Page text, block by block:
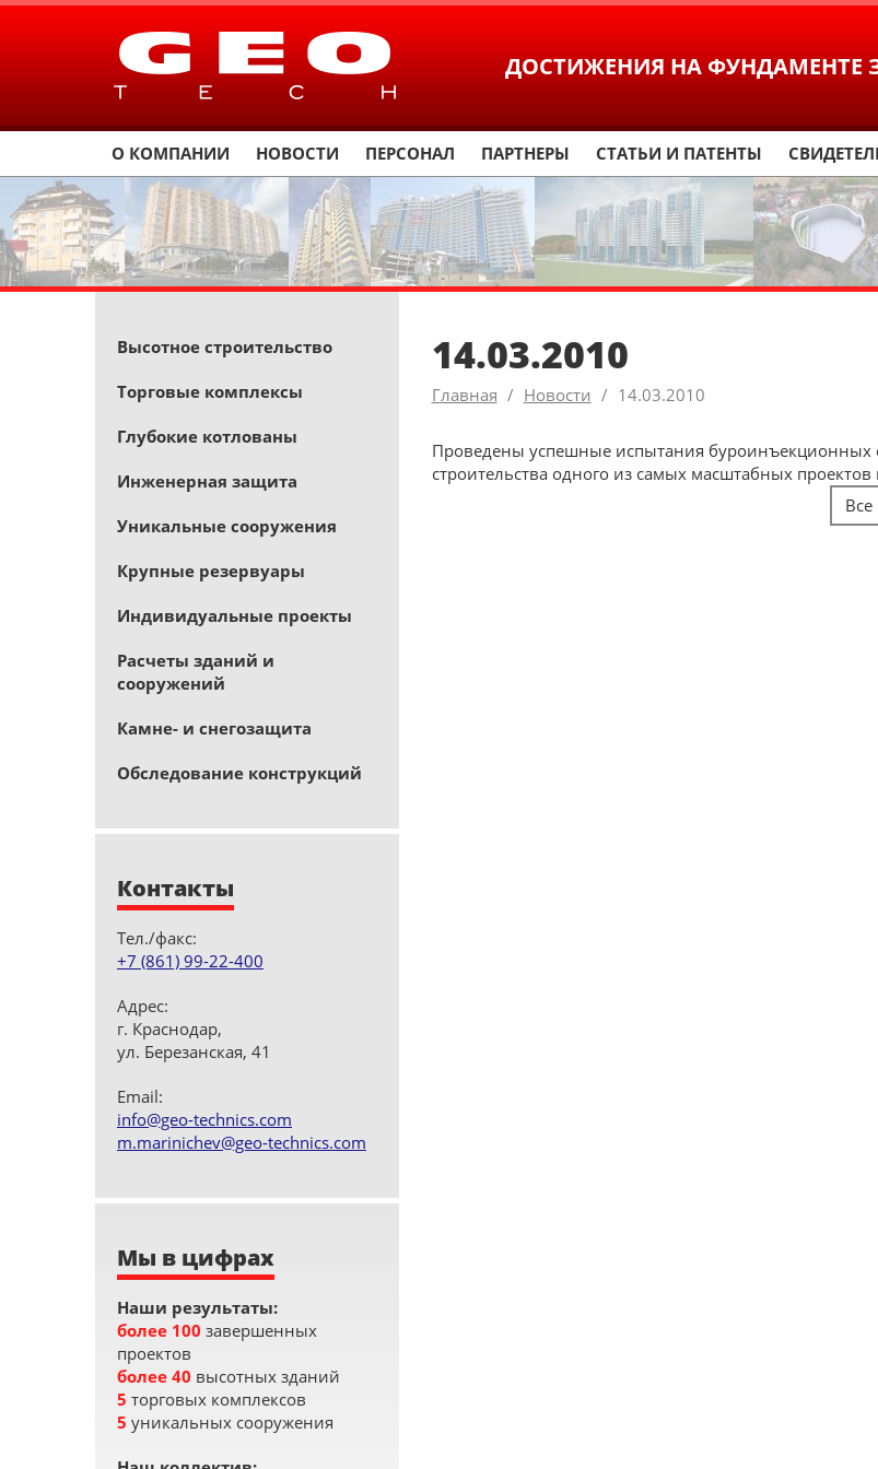
ДОСТИЖЕНИЯ НА ФУНДАМЕНТЕ
О КОМПАНИИ НОВОСТИ ПЕРСОНАЛ ПАРТНЕРЫ СТАТЬИ И ПАТЕНТЫ
Высотное строительство
Торговые комплексы
Глубокие котлованы
Инженерная защита
Уникальные сооружения
Крупные резервуары
Индивидуальные проекты
Расчеты зданий и
сооружений
Камне- и снегозащита
Обследование конструкций
Контакты
Тел./факс:
+7 (861) 99-22-400
Адрес:
г. Краснодар,
ул. Березанская, 41
Email:
info@geo-technics.com
m.marinichev@geo-technics.com
Мы в цифрах
Наши результаты:
более 100 завершенных
проектов
более 40 высотных зданий
5 торговых комплексов
5 уникальных сооружения
14.03.2010
Главная Новости 14.03.2010
Проведены успешные испытания буроинъекционных
строительства одного из самых масштабных
Все